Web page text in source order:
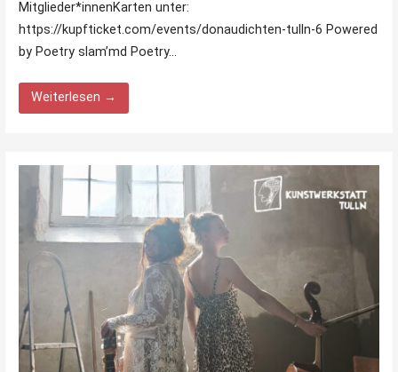
Mitglieder*innenKarten unter:
https://kupfticket.com/events/donaudichten-tulln-6 Powered
by Poetry slam’md Poetry…
Weiterlesen →